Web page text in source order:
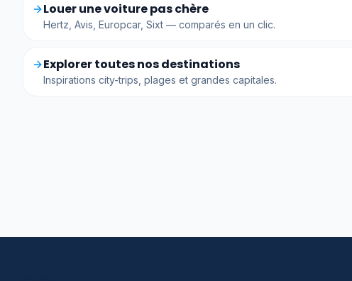
Louer une voiture pas chère
Hertz, Avis, Europcar, Sixt — comparés en un clic.
Explorer toutes nos destinations
Inspirations city-trips, plages et grandes capitales.